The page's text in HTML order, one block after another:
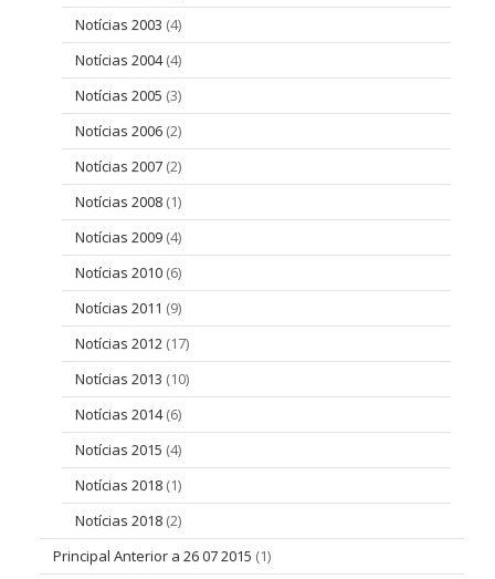
Notícias 2003 (4)
Notícias 2004(4)
Notícias 2005 (3)
Notícias 2006 (2)
Notícias 2007 (2)
Notícias 2008 (1)
Notícias 2009 (4)
Notícias 2010 (6)
Notícias 2011 (9)
Notícias 2012 (17)
Notícias 2013 (10)
Notícias 2014(6)
Notícias 2015 (4)
Notícias 2018 (1)
Notícias 2018 (2)
Principal Anterior a 26 07 2015 (1)